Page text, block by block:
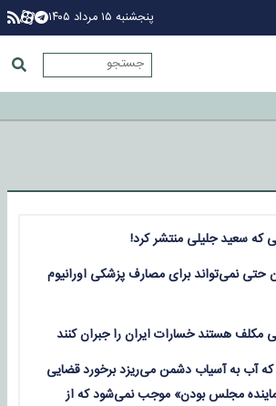
پنجشنبه ۱۵ مرداد ۱۴۰۵
که سعید جلیلی منتشر کرد!
حتی نمی‌تواند برای مصارف پزشکی اورانیوم
که آب به آسیاب دشمن می‌ریزد برخورد قضایی
مجلس بودن» موجب نمی‌شود که از